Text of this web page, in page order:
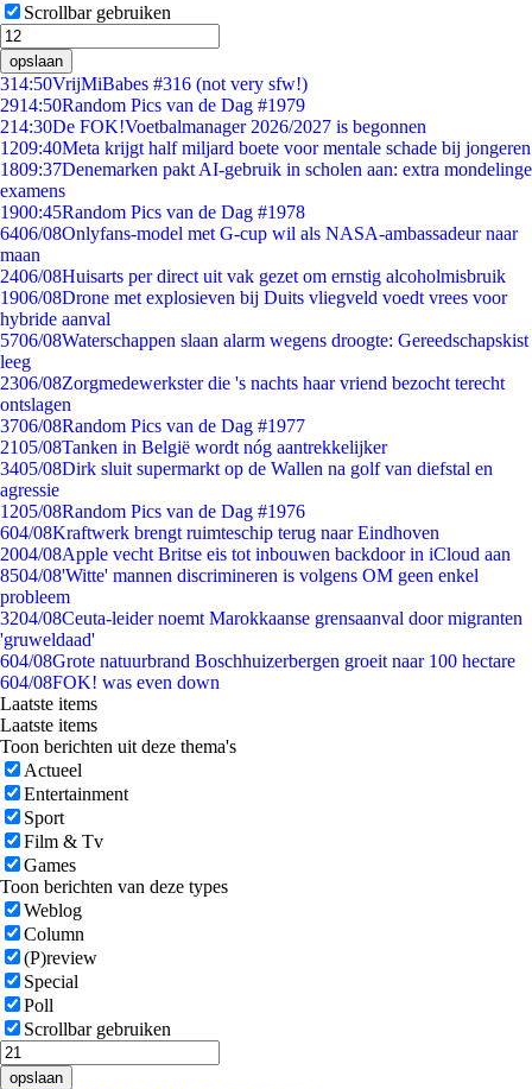
Scrollbar gebruiken
opslaan
314:50VrijMiBabes #316 (not very sfw!)
2914:50Random Pics van de Dag #1979
214:30De FOK!Voetbalmanager 2026/2027 is begonnen
1209:40Meta krijgt half miljard boete voor mentale schade bij jongeren
1809:37Denemarken pakt AI-gebruik in scholen aan: extra mondelinge
examens
1900:45Random Pics van de Dag #1978
6406/08Onlyfans-model met G-cup wil als NASA-ambassadeur naar
maan
2406/08Huisarts per direct uit vak gezet om ernstig alcoholmisbruik
1906/08Drone met explosieven bij Duits vliegveld voedt vrees voor
hybride aanval
5706/08Waterschappen slaan alarm wegens droogte: Gereedschapskist
leeg
2306/08Zorgmedewerkster die 's nachts haar vriend bezocht terecht
ontslagen
3706/08Random Pics van de Dag #1977
2105/08Tanken in België wordt nóg aantrekkelijker
3405/08Dirk sluit supermarkt op de Wallen na golf van diefstal en
agressie
1205/08Random Pics van de Dag #1976
604/08Kraftwerk brengt ruimteschip terug naar Eindhoven
2004/08Apple vecht Britse eis tot inbouwen backdoor in iCloud aan
8504/08'Witte' mannen discrimineren is volgens OM geen enkel
probleem
3204/08Ceuta-leider noemt Marokkaanse grensaanval door migranten
'gruweldaad'
604/08Grote natuurbrand Boschhuizerbergen groeit naar 100 hectare
604/08FOK! was even down
Laatste items
Laatste items
Toon berichten uit deze thema's
Actueel
Entertainment
Sport
Film & Tv
Games
Toon berichten van deze types
Weblog
Column
(P)review
Special
Poll
Scrollbar gebruiken
opslaan